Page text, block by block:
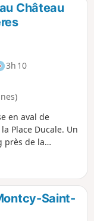
Château
3h 10
en aval de
Place Ducale. Un
près de la
à traverser.
Saint-